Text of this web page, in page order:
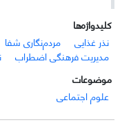
کلیدواژه‌ها
نذر غذایی
مردم‌نگاری شفا
مدیریت فرهنگی اضطراب
موضوعات
علوم اجتماعی